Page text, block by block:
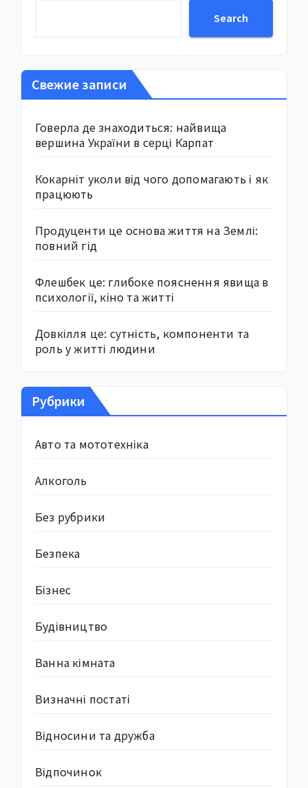
Search
Свежие записи
Говерла де знаходиться: найвища
вершина України в серці Карпат
Кокарніт уколи від чого допомагають і як
працюють
Продуценти це основа життя на Землі:
повний гід
Флешбек це: глибоке пояснення явища в
психології, кіно та житті
Довкілля це: сутність, компоненти та
роль у житті людини
Рубрики
Авто та мототехніка
Алкоголь
Без рубрики
Безпека
Бізнес
Будівництво
Ванна кімната
Визначні постаті
Відносини та дружба
Відпочинок